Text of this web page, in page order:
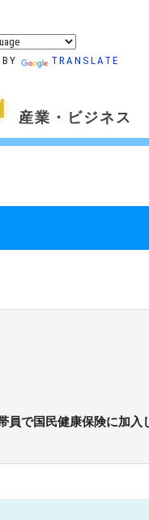
TRANSLATE
産業・ビジネス
員で国民健康保険に加入